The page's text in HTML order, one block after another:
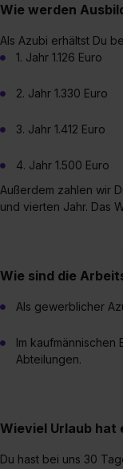
Wie werden
Als Azubi erhältst Du
1. Jahr 1.126 Euro
2. Jahr 1.330 Euro
3. Jahr 1.412 Euro
4. Jahr 1.500 Euro
Außerdem zahlen wir
und vierten Jahr. Das
Wie sind die
Als gewerblicher
Im kaufmännischen
Abteilungen.
Wieviel Urlaub hat
Du hast bei uns 30